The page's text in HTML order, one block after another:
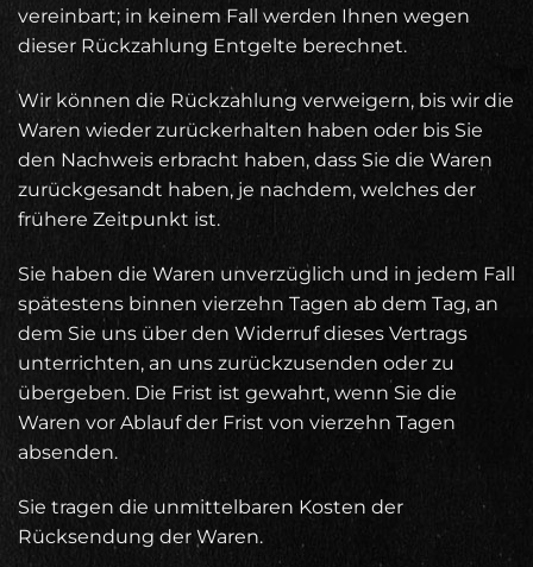
vereinbart; in keinem Fall werden Ihnen wegen
dieser Rückzahlung Entgelte berechnet.
Wir können die Rückzahlung verweigern, bis wir die
Waren wieder zurückerhalten haben oder bis Sie
den Nachweis erbracht haben, dass Sie die Waren
zurückgesandt haben, je nachdem, welches der
frühere Zeitpunkt ist.
Sie haben die Waren unverzüglich und in jedem Fall
spätestens binnen vierzehn Tagen ab dem Tag, an
dem Sie uns über den Widerruf dieses Vertrags
unterrichten, an uns zurückzusenden oder zu
übergeben. Die Frist ist gewahrt, wenn Sie die
Waren vor Ablauf der Frist von vierzehn Tagen
absenden.
Sie tragen die unmittelbaren Kosten der
Rücksendung der Waren.